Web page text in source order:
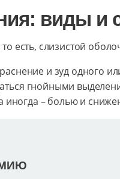
виды и
есть, слизистой
и зуд одного
гнойными
иногда – болью и